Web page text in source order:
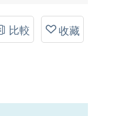
比較 收藏